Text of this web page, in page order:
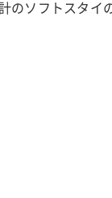
のソフトスタイ